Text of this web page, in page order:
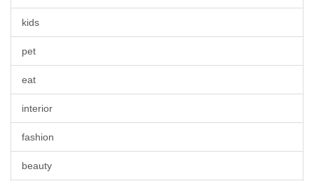
kids
pet
eat
interior
fashion
beauty